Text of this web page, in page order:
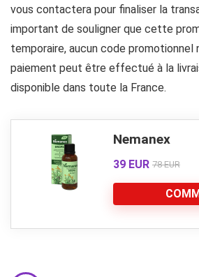
vous contactera pour finaliser la
important de souligner que cette
temporaire, aucun code promotionnel
paiement peut être effectué à la
disponible dans toute la France.
Nemanex
39 EUR 78 EUR